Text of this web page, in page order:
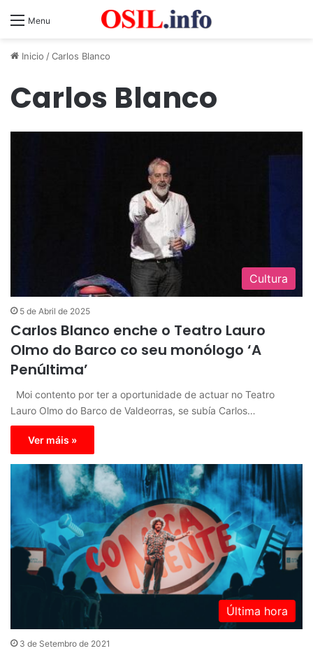
Menu
Inicio /Carlos Blanco
Carlos Blanco
Cultura
5 de Abril de 2025
Carlos Blanco enche o Teatro Lauro
Olmo do Barco co seu monólogo ‘A
Penúltima’
Moi contento por ter a oportunidade de actuar no Teatro
Lauro Olmo do Barco de Valdeorras, se subía Carlos…
Ver máis »
Última hora
3 de Setembro de 2021